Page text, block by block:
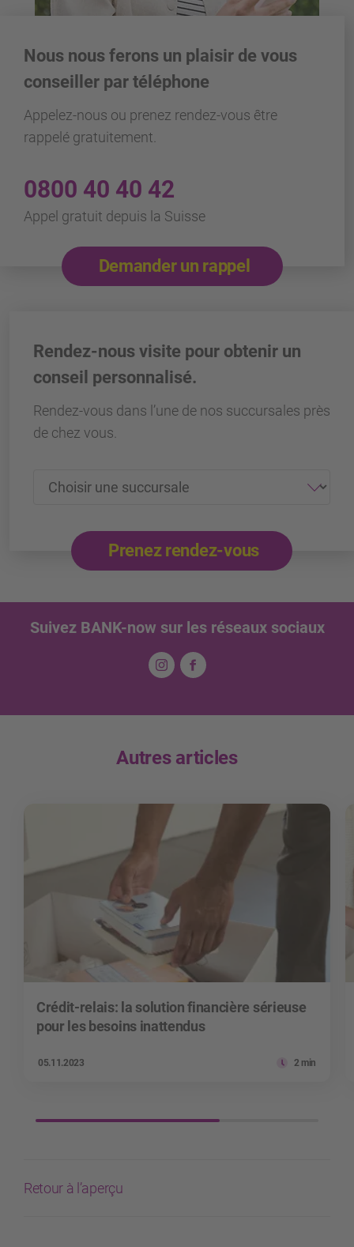
Nous nous ferons un plaisir de vous
conseiller par téléphone
Appelez-nous ou prenez rendez-vous être
rappelé gratuitement.
0800 40 40 42
Appel gratuit depuis la Suisse
Demander un rappel
Rendez-nous visite pour obtenir un
conseil personnalisé.
Rendez-vous dans l’une de nos succursales près
de chez vous.
Prenez rendez-vous
Suivez BANK-now sur les réseaux sociaux
Autres articles
Crédit-relais: la solution financière sérieuse
pour les besoins inattendus
05.11.2023 2 min
Retour à l’aperçu